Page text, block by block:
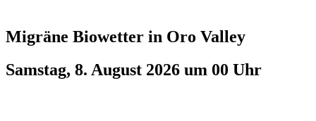
Migräne Biowetter in Oro Valley
Samstag, 8. August 2026 um 00 Uhr